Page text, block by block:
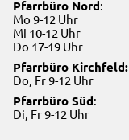
Pfarrbüro Nord:
Mo 9-12 Uhr
Mi 10-12 Uhr
Do 17-19 Uhr
Pfarrbüro Kirchfeld:
Do, Fr 9-12 Uhr
Pfarrbüro Süd:
Di, Fr 9-12 Uhr